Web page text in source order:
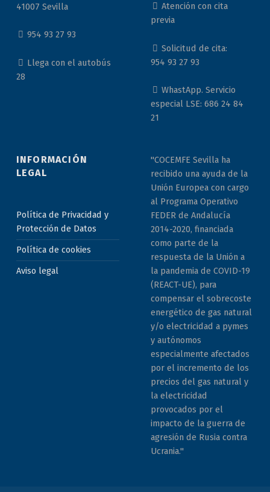
41007 Sevilla
954 93 27 93
Llega con el autobús
28
Atención con cita
previa
Solicitud de cita:
954 93 27 93
WhastApp. Servicio
especial LSE: 686 24 84
21
INFORMACIÓN
LEGAL
Política de Privacidad y
Protección de Datos
Política de cookies
Aviso legal
"COCEMFE Sevilla ha
recibido una ayuda de la
Unión Europea con cargo
al Programa Operativo
FEDER de Andalucía
2014-2020, financiada
como parte de la
respuesta de la Unión a
la pandemia de COVID-19
(REACT-UE), para
compensar el sobrecoste
energético de gas natural
y/o electricidad a pymes
y autónomos
especialmente afectados
por el incremento de los
precios del gas natural y
la electricidad
provocados por el
impacto de la guerra de
agresión de Rusia contra
Ucrania."